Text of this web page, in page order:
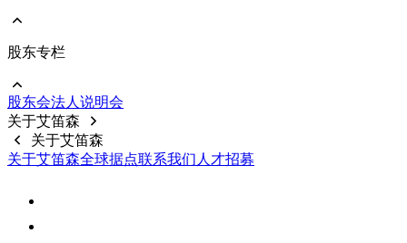
前往 财务资讯
财务报告
公开说明书
股东专栏
前往 股东专栏
股价资料
前十大股东
股东会法⼈说明会
关于艾笛森
关于艾笛森
关于艾笛森全球据点联系我们 人才招募